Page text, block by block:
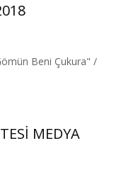
Beni Çukura" /
MEDYA